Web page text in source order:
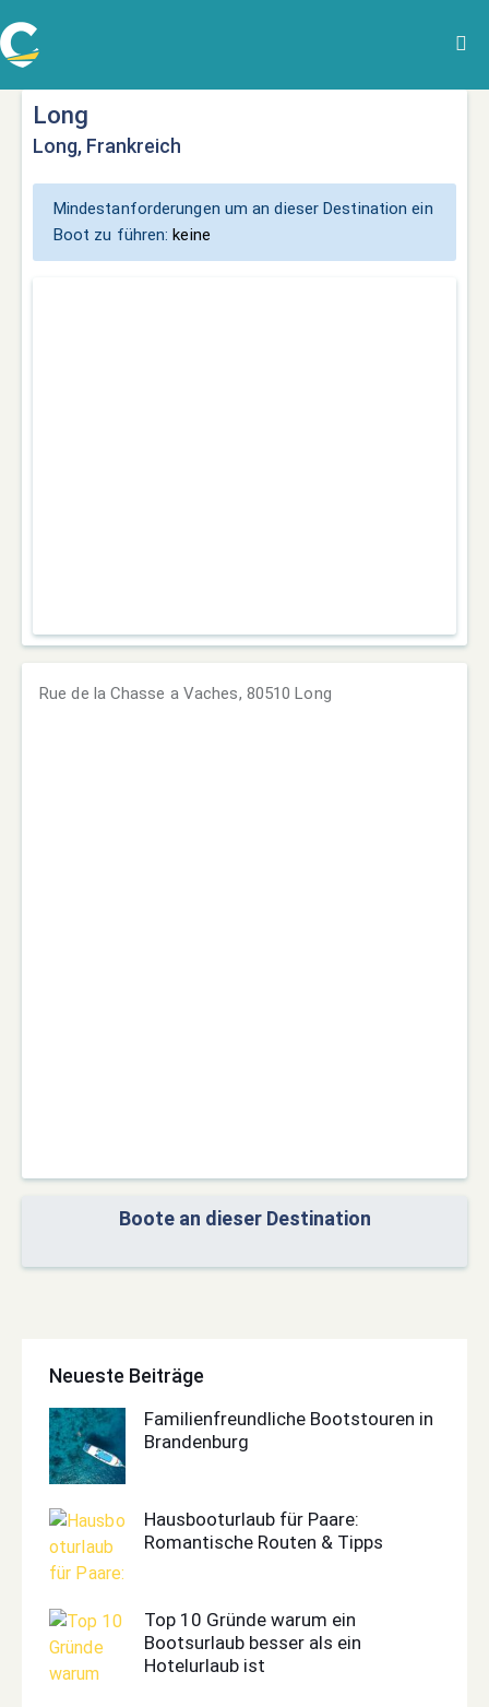
Long
Long, Frankreich
Mindestanforderungen um an dieser Destination ein
Boot zu führen:keine
Rue de la Chasse a Vaches, 80510 Long
Boote an dieser Destination
Neueste Beiträge
Familienfreundliche Bootstouren in
Brandenburg
Hausbooturlaub für Paare:
Romantische Routen & Tipps
Top 10 Gründe warum ein
Bootsurlaub besser als ein
Hotelurlaub ist